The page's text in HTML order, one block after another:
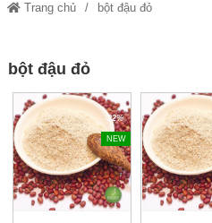
Trang chủ bột đậu đỏ
bột đậu đỏ
-22%
NEW